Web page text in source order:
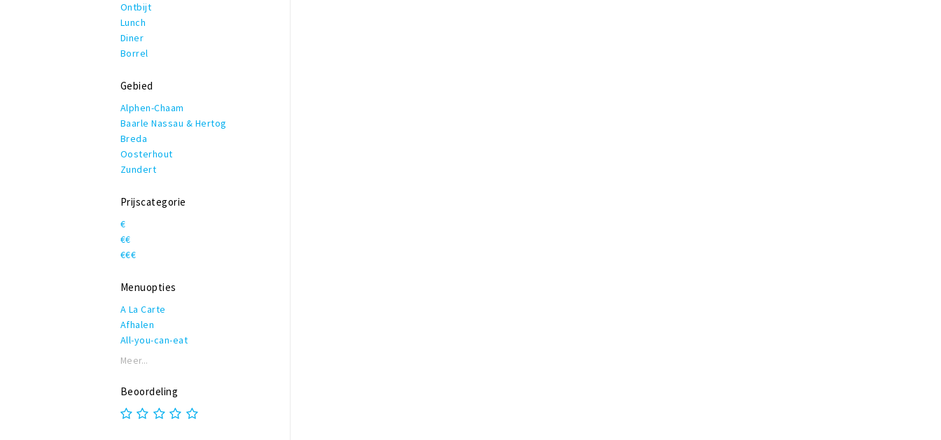
Ontbijt
Lunch
Diner
Borrel
Gebied
Alphen-Chaam
Baarle Nassau & Hertog
Breda
Oosterhout
Zundert
Prijscategorie
€
€€
€€€
Menuopties
A La Carte
Afhalen
All-you-can-eat
Allergieën
Buffet
Daghap
Meer...
Beoordeling